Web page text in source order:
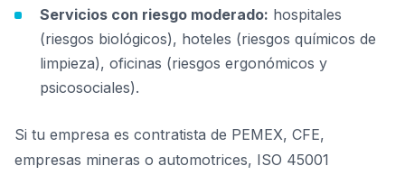
Servicios con riesgo moderado: hospitales
(riesgos biológicos), hoteles (riesgos químicos de
limpieza), oficinas (riesgos ergonómicos y
psicosociales).
Si tu empresa es contratista de PEMEX, CFE,
empresas mineras o automotrices, ISO 45001